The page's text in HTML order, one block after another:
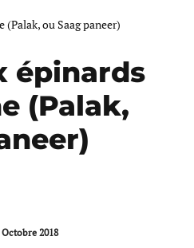
ou Saag paneer)
épinards
(Palak,
Octobre 2018